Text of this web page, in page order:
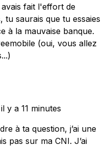
fait l'effort de
saurais que tu essaies
à la mauvaise banque.
(oui, vous allez
il y a 11 minutes
à ta question, j’ai une
pas sur ma CNI. J’ai